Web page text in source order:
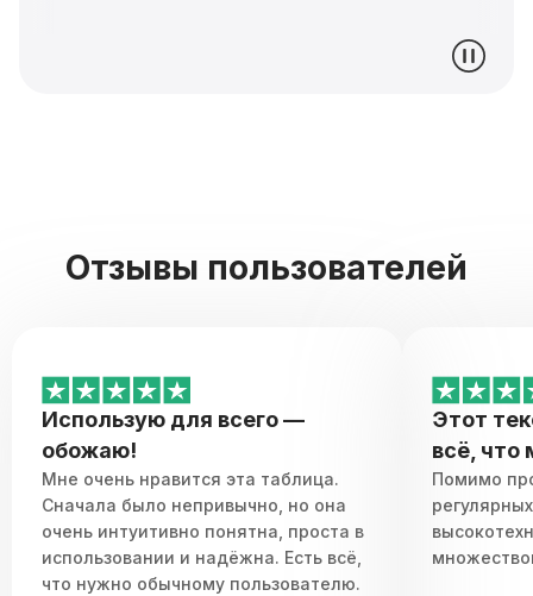
Отзывы пользователей
Использую для всего —
обожаю!
Мне очень нравится эта таблица.
Сначала было непривычно, но она
очень интуитивно понятна, проста в
использовании и надёжна. Есть всё,
что нужно обычному пользователю.
Этот
всё, что
Помимо